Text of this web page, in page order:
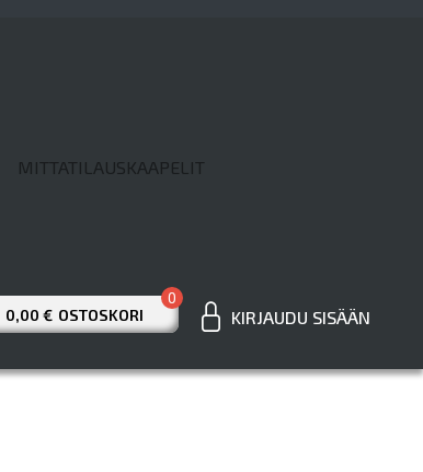
MITTATILAUSKAAPELIT
0,00 € OSTOSKORI
0
KIRJAUDU SISÄÄN